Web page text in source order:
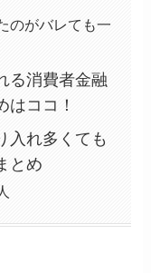
のがバレても一
る消費者金融
はココ！
入れ多くても
とめ